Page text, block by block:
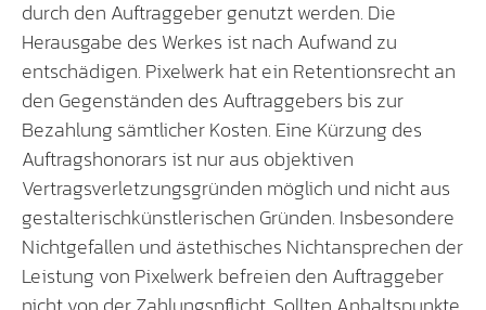
durch den Auftraggeber genutzt werden. Die
Herausgabe des Werkes ist nach Aufwand zu
entschädigen. Pixelwerk hat ein Retentionsrecht an
den Gegenständen des Auftraggebers bis zur
Bezahlung sämtlicher Kosten. Eine Kürzung des
Auftragshonorars ist nur aus objektiven
Vertragsverletzungsgründen möglich und nicht aus
gestalterischkünstlerischen Gründen. Insbesondere
Nichtgefallen und ästethisches Nichtansprechen der
Leistung von Pixelwerk befreien den Auftraggeber